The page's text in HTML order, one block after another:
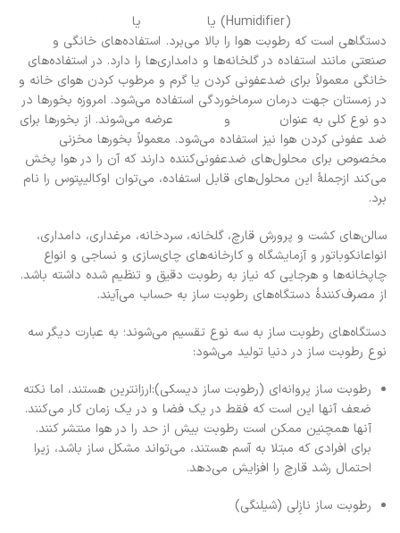
(
Humidifier) یا یا
دستگاهی است که رطوبت هوا را بالا می‌برد. استفاده‌های خانگی و
صنعتی مانند استفاده در گلخانه‌ها و دامداری‌ها را دارد. در استفاده‌های
خانگی معمولاً برای ضدعفونی کردن یا گرم و مرطوب کردن هوای خانه و
در زمستان جهت درمان سرماخوردگی استفاده می‌شود. امروزه بخورها در
دو نوع کلی به عنوان
و
عرضه می‌شوند. از بخورها برای
ضد عفونی کردن هوا نیز استفاده می‌شود. معمولاً بخورها مخزنی
مخصوص برای محلول‌های ضدعفونی‌کننده دارند که آن را در هوا پخش
می‌کند ازجملهٔ این محلول‌های قابل استفاده، می‌توان اوکالیپتوس را نام
برد.
سالن‌های کشت و پرورش قارچ، گلخانه، سردخانه، مرغداری، دامداری،
انواعانکوباتور و آزمایشگاه و کارخانه‌های چای‌سازی و نساجی و انواع
چاپخانه‌ها و هرجایی که نیاز به رطوبت دقیق و تنظیم شده داشته باشد.
از مصرف‌کنندهٔ دستگاه‌های رطوبت ساز به حساب می‌آیند.
دستگاه‌های رطوبت ساز به سه نوع تقسیم می‌شوند؛ به عبارت دیگر سه
نوع رطوبت ساز در دنیا تولید می‌شود:
رطوبت ساز پروانه‌ای (رطوبت ساز دیسکی):ارزانترین هستند، اما نکته
ضعف آنها این است که فقط در یک فضا و در یک زمان کار می‌کنند.
آنها همچنین ممکن است رطوبت بیش از حد را در هوا منتشر کنند.
برای افرادی که مبتلا به آسم هستند، می‌تواند مشکل ساز باشد، زیرا
احتمال رشد قارچ را افزایش می‌دهد.
رطوبت ساز نازِلی (شیلنگی)